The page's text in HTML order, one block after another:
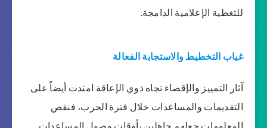
للتغطية الإعلامية الدامجة.
غياب التخطيط والاستجابة الفعالة
آثار التمييز والإقصاء تجاه ذوي الإعاقة امتدت أيضاً على
التقديمات والمساعدات خلال فترة الحرب، فنقص
المعلومات جعلهم جاهلين بأوقات وصول المساعدات